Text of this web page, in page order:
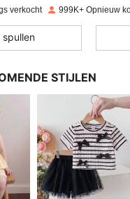
5.8K
5.8K
verkocht 999K+ Opnieuw
spullen
STIJLEN